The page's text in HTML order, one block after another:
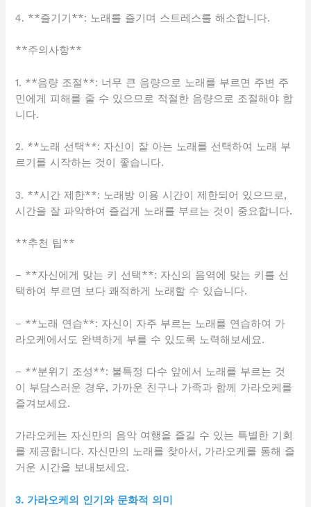
4. **즐기기**: 노래를 즐기며 스트레스를 해소합니다.
**주의사항**
1. **음량 조절**: 너무 큰 음량으로 노래를 부르면 주변 주
민에게 피해를 줄 수 있으므로 적절한 음량으로 조절해야 합
니다.
2. **노래 선택**: 자신이 잘 아는 노래를 선택하여 노래 부
르기를 시작하는 것이 좋습니다.
3. **시간 제한**: 노래방 이용 시간이 제한되어 있으므로,
시간을 잘 파악하여 즐겁게 노래를 부르는 것이 중요합니다.
**추천 팁**
– **자신에게 맞는 키 선택**: 자신의 음역에 맞는 키를 선
택하여 부르면 보다 쾌적하게 노래할 수 있습니다.
– **노래 연습**: 자신이 자주 부르는 노래를 연습하여 가
라오케에서도 완벽하게 부를 수 있도록 노력해보세요.
– **분위기 조성**: 불특정 다수 앞에서 노래를 부르는 것
이 부담스러운 경우, 가까운 친구나 가족과 함께 가라오케를
즐겨보세요.
가라오케는 자신만의 음악 여행을 즐길 수 있는 특별한 기회
를 제공합니다. 자신만의 노래를 찾아서, 가라오케를 통해 즐
거운 시간을 보내보세요.
3. 가라오케의 인기와 문화적 의미